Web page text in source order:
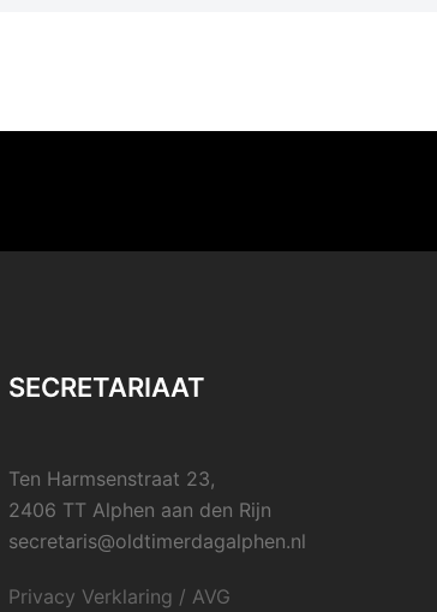
SECRETARIAAT
Ten Harmsenstraat 23,
2406 TT Alphen aan den Rijn
secretaris@oldtimerdagalphen.nl
Privacy Verklaring / AVG